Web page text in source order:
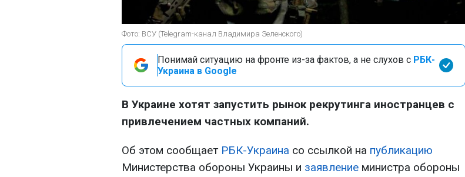
Фото: ВСУ (Telegram-канал Владимира Зеленского)
Понимай ситуацию на фронте из-за фактов, а не слухов с РБК-
Украина в Google
В Украине хотят запустить рынок рекрутинга иностранцев с
привлечением частных компаний.
Об этом сообщает РБК-Украина со ссылкой на публикацию
Министерства обороны Украины и заявление министра обороны